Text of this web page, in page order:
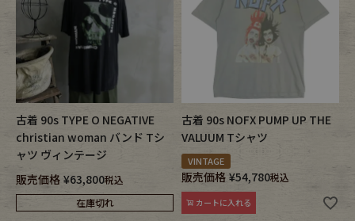
FAFATT
古着 90s TYPE O NEGATIVE
christian woman バンド Tシ
ャツ ヴィンテージ
販売価格 ¥63,800税込
在庫切れ
古着 90s NOFX PUMP UP THE
VALUUM Tシャツ
VINTAGE
販売価格 ¥54,780税込
カートに入れる